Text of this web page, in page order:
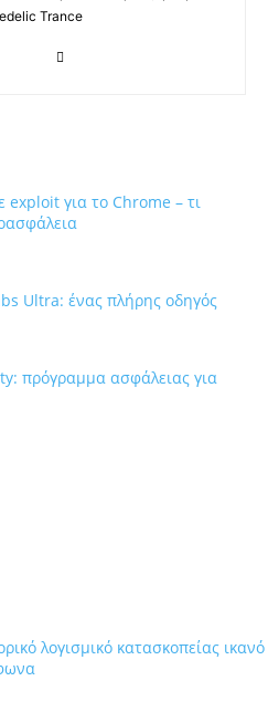
Trance
για το Chrome – τι
Ultra: ένας πλήρης οδηγός
πρόγραμμα ασφάλειας για
λογισμικό κατασκοπείας ικανό